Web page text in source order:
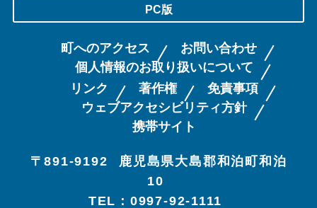
PC版
町へのアクセス
お問い合わせ
個人情報のお取り扱いについて
リンク
著作権
免責事項
ウェブアクセシビリティ方針
携帯サイト
〒891-9192
鹿児島県大島郡和泊町和泊
10
TEL：0997-92-1111